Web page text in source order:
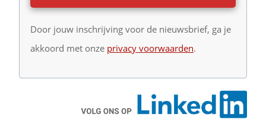
Door jouw inschrijving voor de nieuwsbrief, ga je
akkoord met onze privacy voorwaarden.